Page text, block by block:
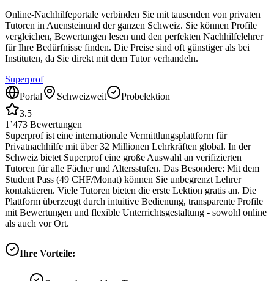
Online-Nachhilfeportale verbinden Sie mit tausenden von privaten
Tutoren in Auensteinund der ganzen Schweiz. Sie können Profile
vergleichen, Bewertungen lesen und den perfekten Nachhilfelehrer
für Ihre Bedürfnisse finden. Die Preise sind oft günstiger als bei
Instituten, da Sie direkt mit dem Tutor verhandeln.
Superprof
Portal
Schweizweit
Probelektion
3.5
1’473 Bewertungen
Superprof ist eine internationale Vermittlungsplattform für
Privatnachhilfe mit über 32 Millionen Lehrkräften global. In der
Schweiz bietet Superprof eine große Auswahl an verifizierten
Tutoren für alle Fächer und Altersstufen. Das Besondere: Mit dem
Student Pass (49 CHF/Monat) können Sie unbegrenzt Lehrer
kontaktieren. Viele Tutoren bieten die erste Lektion gratis an. Die
Plattform überzeugt durch intuitive Bedienung, transparente Profile
mit Bewertungen und flexible Unterrichtsgestaltung - sowohl online
als auch vor Ort.
Ihre Vorteile: